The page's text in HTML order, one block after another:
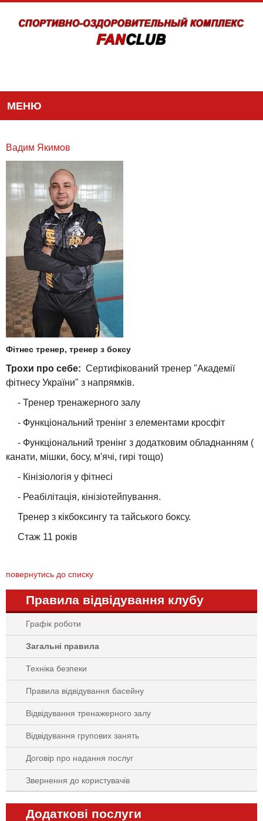
МЕНЮ
Вадим Якимов
Фітнес тренер, тренер з боксу
Трохи про себе: Сертифікований тренер "Академії
фітнесу України" з напрямків.
- Тренер тренажерного залу
- Функціональний тренінг з елементами кросфіт
- Функціональний тренінг з додатковим обладнанням (
канати, мішки, босу, м'ячі, гирі тощо)
- Кінізіологія у фітнесі
- Реабілітація, кінізіотейпування.
Тренер з кікбоксингу та тайського боксу.
Стаж 11 років
повернутись до списку
Правила відвідування клубу
Графік роботи
Загальні правила
Техніка безпеки
Правила відвідування басейну
Відвідування тренажерного залу
Відвідування групових занять
Договір про надання послуг
Звернення до користувачів
Додаткові послуги